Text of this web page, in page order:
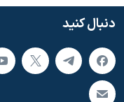
دنبال کنید